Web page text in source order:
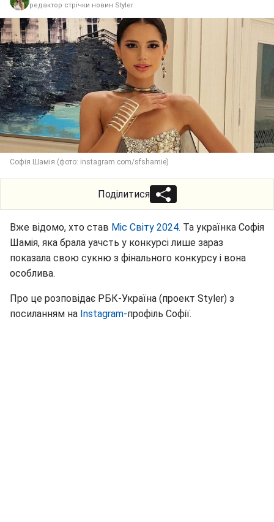
редактор стрічки новин Styler
Софія Шамія (фото: instagram.com/sfshamie)
Поділитися
Вже відомо, хто став Міс Світу 2024. Та українка Софія
Шамія, яка брала уачсть у конкурсі лише зараз
показала свою сукню з фінального конкурсу і вона
особлива.
Про це розповідає РБК-Україна (проект Styler) з
посиланням на Instagram-профіль Софії.